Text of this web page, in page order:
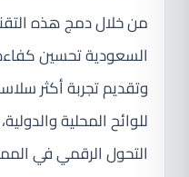
من خلال دمج هذه
السعودية تحسين كفاءة
وتقديم تجربة أكثر
للوائح المحلية
التحول الرقمي في